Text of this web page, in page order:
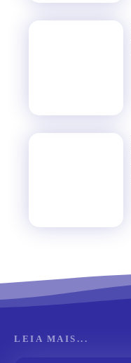
LEIA MAIS...